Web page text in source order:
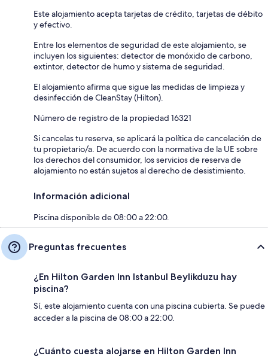
Este alojamiento acepta tarjetas de crédito, tarjetas de débito
y efectivo.
Entre los elementos de seguridad de este alojamiento, se
incluyen los siguientes: detector de monóxido de carbono,
extintor, detector de humo y sistema de seguridad.
El alojamiento afirma que sigue las medidas de limpieza y
desinfección de CleanStay (Hilton).
Número de registro de la propiedad 16321
Si cancelas tu reserva, se aplicará la política de cancelación de
tu propietario/a. De acuerdo con la normativa de la UE sobre
los derechos del consumidor, los servicios de reserva de
alojamiento no están sujetos al derecho de desistimiento.
Información adicional
Piscina disponible de 08:00 a 22:00.
Preguntas frecuentes
¿En Hilton Garden Inn Istanbul Beylikduzu hay
piscina?
Sí, este alojamiento cuenta con una piscina cubierta. Se puede
acceder a la piscina de 08:00 a 22:00.
¿Cuánto cuesta alojarse en Hilton Garden Inn